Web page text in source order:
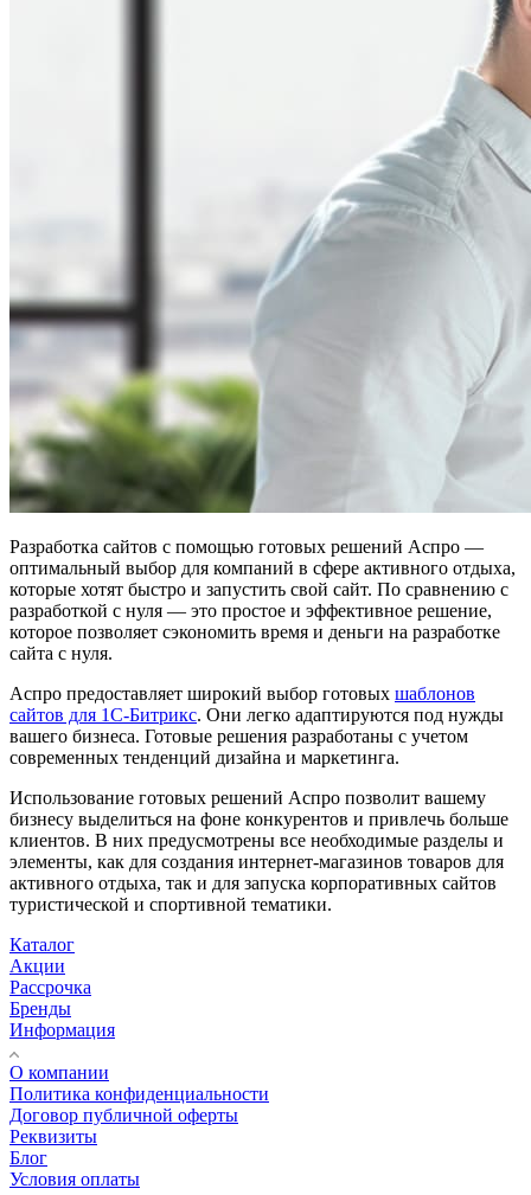
Разработка сайтов с помощью готовых решений Аспро —
оптимальный выбор для компаний в сфере активного отдыха,
которые хотят быстро и запустить свой сайт. По сравнению с
разработкой с нуля — это простое и эффективное решение,
которое позволяет сэкономить время и деньги на разработке
сайта с нуля.
Аспро предоставляет широкий выбор готовых шаблонов
сайтов для 1С-Битрикс. Они легко адаптируются под нужды
вашего бизнеса. Готовые решения разработаны с учетом
современных тенденций дизайна и маркетинга.
Использование готовых решений Аспро позволит вашему
бизнесу выделиться на фоне конкурентов и привлечь больше
клиентов. В них предусмотрены все необходимые разделы и
элементы, как для создания интернет-магазинов товаров для
активного отдыха, так и для запуска корпоративных сайтов
туристической и спортивной тематики.
Каталог
Акции
Рассрочка
Бренды
Информация
О компании
Политика конфиденциальности
Договор публичной оферты
Реквизиты
Блог
Условия оплаты